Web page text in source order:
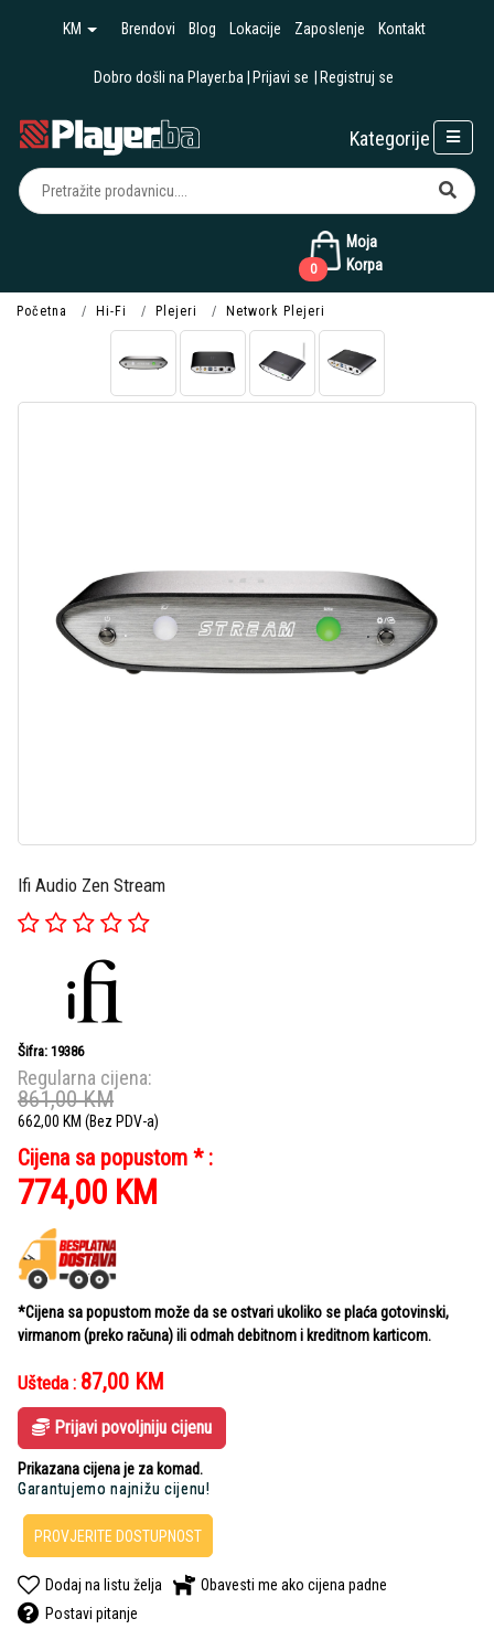
KM Brendovi Blog Lokacije Zaposlenje Kontakt
Dobro došli na Player.ba Prijavi se Registruj se
Moja
Korpa
0
Kategorije
Početna Hi-Fi Plejeri Network Plejeri
Ifi Audio Zen Stream
Šifra: 19386
Regularna cijena:
861,00KM
662,00 KM (Bez PDV-a)
Cijena sa popustom * :
774,00 KM
*Cijena sa popustom može da se ostvari ukoliko se plaća gotovinski,
virmanom (preko računa) ili odmah debitnom i kreditnom karticom.
Ušteda : 87,00 KM
Prijavi povoljniju cijenu
Prikazana cijena je za komad.
Garantujemo najnižu cijenu!
PROVJERITE DOSTUPNOST
Dodaj na listu želja
Obavesti me ako cijena padne
Postavi pitanje